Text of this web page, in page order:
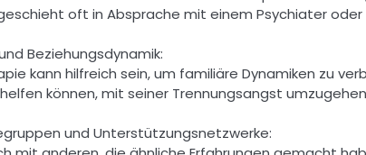
oft in Absprache mit einem Psychiater oder
Beziehungsdynamik:
kann hilfreich sein, um familiäre Dynamiken zu
können, mit seiner Trennungsangst
und Unterstützungsnetzwerke: